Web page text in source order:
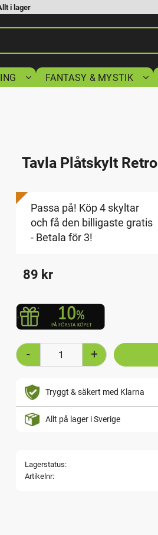
i lager
FANTASY & MYSTIK
Tavla Plåtskylt Retro
Passa på! Köp 4 skyltar
och få den billigaste gratis
- Betala för 3!
89 kr
+
-
Tryggt & säkert med Klarna
Allt på lager i Sverige
Lagerstatus
Artikelnr